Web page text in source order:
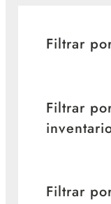
Filtrar
Filtrar
Filtrar